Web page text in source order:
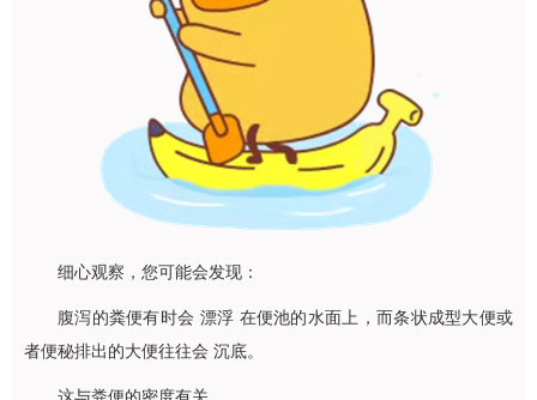
细心观察，您可能会发现：
腹泻的粪便有时会 漂浮 在便池的水面上，而条状成型大便或
者便秘排出的大便往往会 沉底。